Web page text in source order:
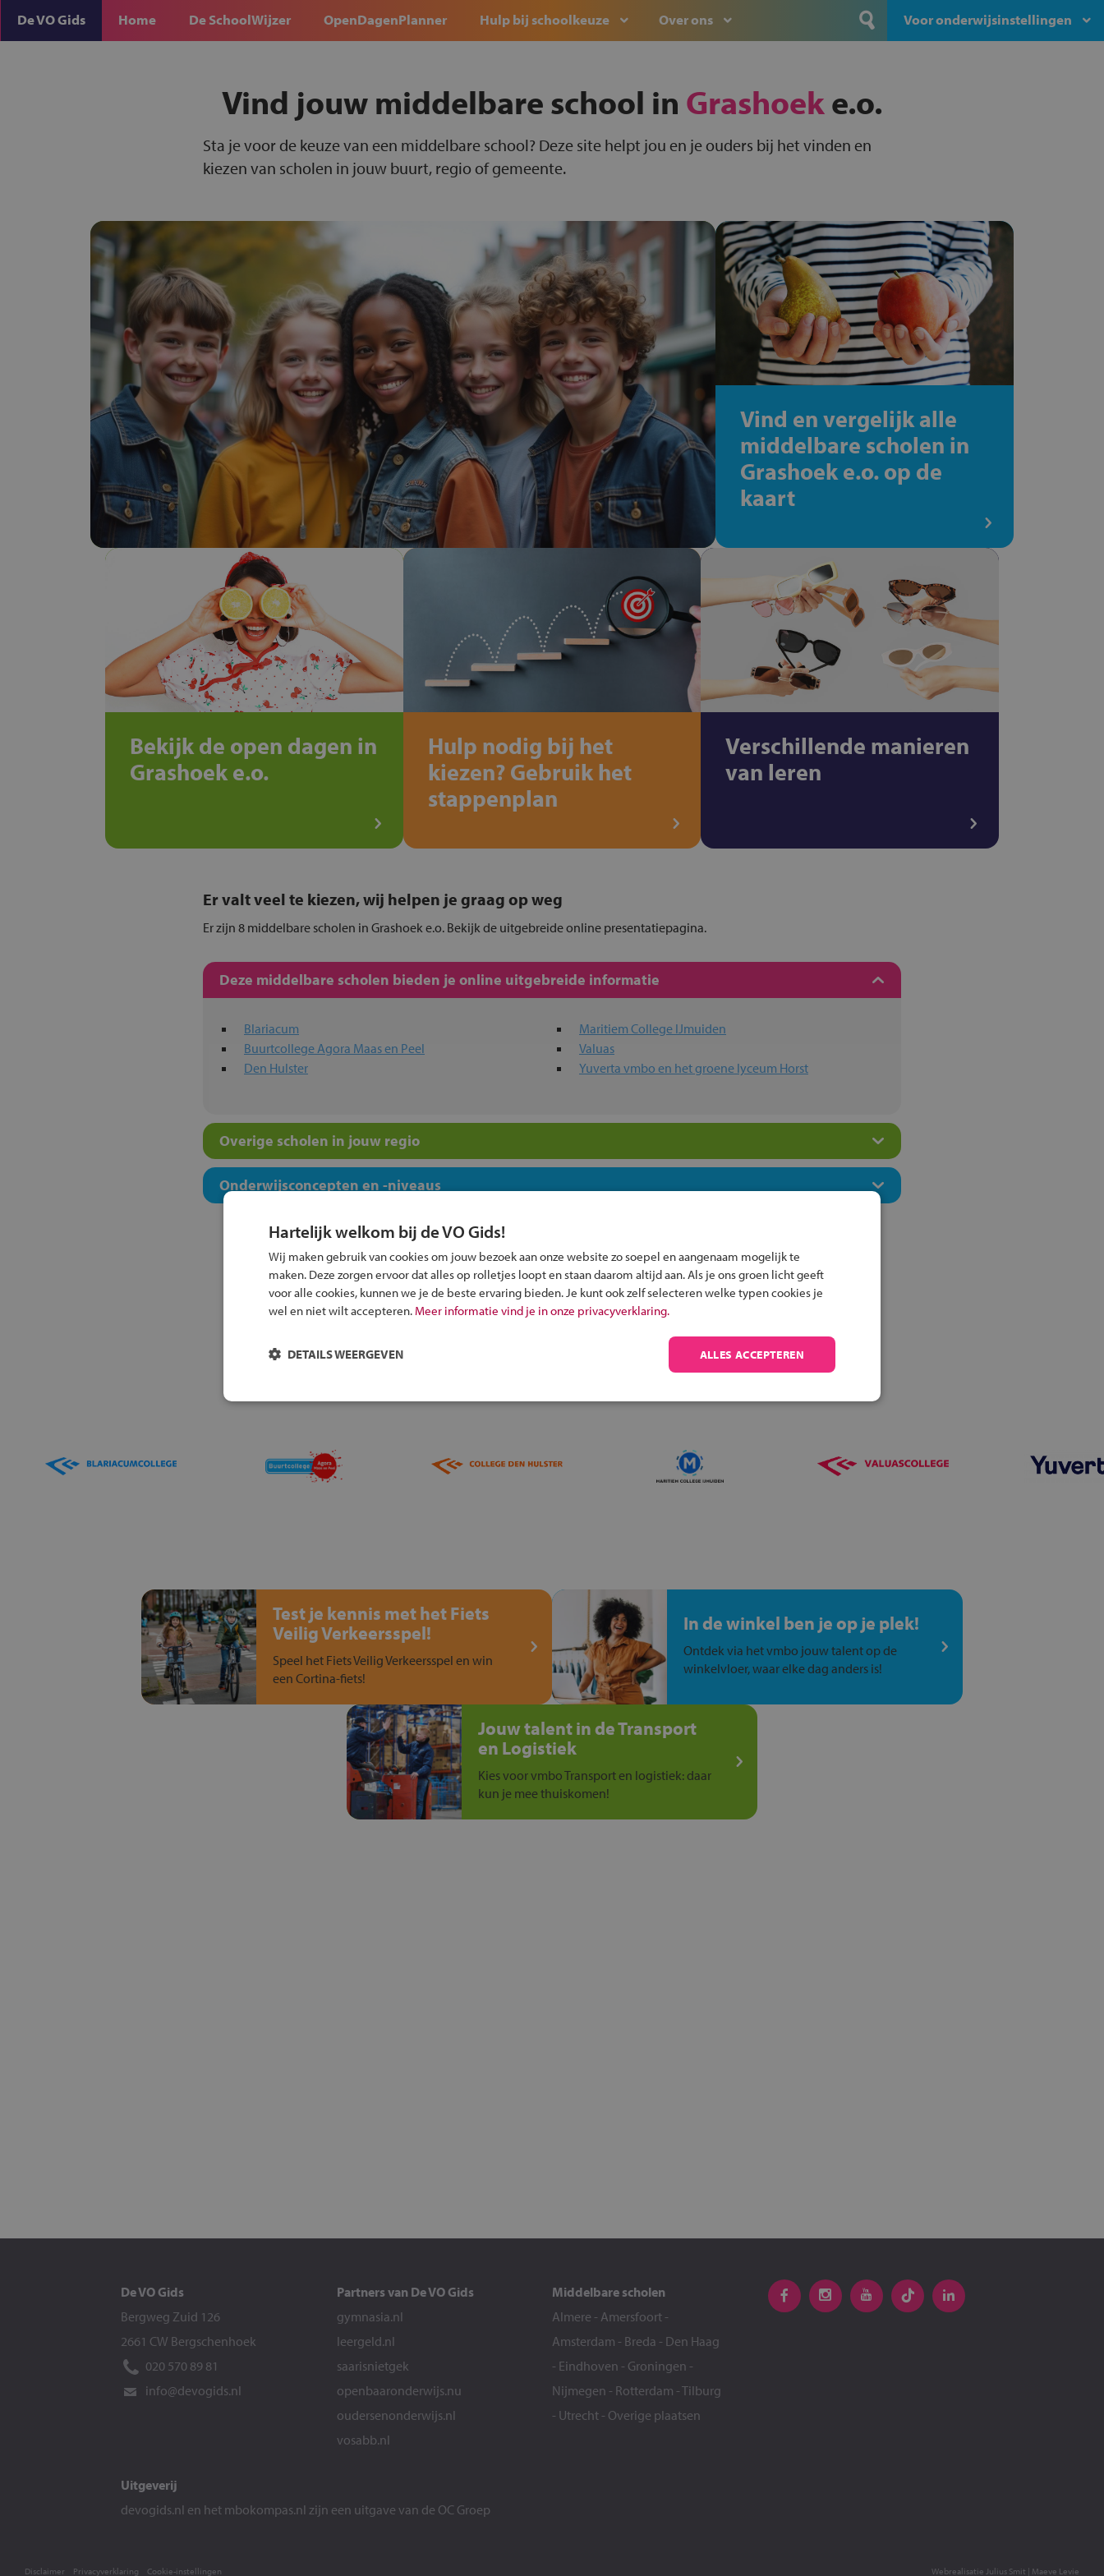
De VO Gids Home De SchoolWijzer OpenDagenPlanner Hulp bij schoolkeuze Over ons Voor onderwijsinstellingen
Vind jouw middelbare school in Grashoeke.o.
Sta je voor de keuze van een middelbare school? Deze site helpt jou en je ouders bij het vinden en
kiezen van scholen in jouw buurt, regio of gemeente.
Vind en vergelijk alle
middelbare scholen in
Grashoek e.o. op de
kaart
Bekijk de open dagen in
Grashoek e.o.
Hulp nodig bij het
kiezen? Gebruik het
stappenplan
Verschillende manieren
van leren
Er valt veel te kiezen, wij helpen je graag op weg
Er zijn 8 middelbare scholen in Grashoek e.o. Bekijk de uitgebreide online presentatiepagina.
Deze middelbare scholen bieden je online uitgebreide informatie
Blariacum
Buurtcollege Agora Maas en Peel
Den Hulster
Maritiem College IJmuiden
Valuas
Yuverta vmbo en het groene lyceum Horst
Overige scholen in jouw regio
Onderwijsconcepten en -niveaus
Inschrijven?
Test je kennis met het Fiets
Veilig Verkeersspel!
Speel het Fiets Veilig Verkeersspel en win
een Cortina-fiets!
In de winkel ben je op je plek!
Ontdek via het vmbo jouw talent op de
winkelvloer, waar elke dag anders is!
Jouw talent in de Transport
en Logistiek
Kies voor vmbo Transport en logistiek: daar
kun je mee thuiskomen!
De VO Gids
Bergweg Zuid 126
2661 CW Bergschenhoek
020 570 89 81
info@devogids.nl
Partners van De VO Gids
gymnasia.nl
leergeld.nl
saarisnietgek
openbaaronderwijs.nu
oudersenonderwijs.nl
vosabb.nl
Middelbare scholen
Almere - Amersfoort -
Amsterdam - Breda - Den Haag
- Eindhoven - Groningen -
Nijmegen - Rotterdam -Tilburg
- Utrecht - Overige plaatsen
Uitgeverij
devogids.nl en het mbokompas.nl zijn een uitgave van de OC Groep
Webrealisatie Julius Smit | Maeve Levie
Disclaimer Privacyverklaring Cookie-instellingen
Hartelijk welkom bij de VO Gids!
Wij maken gebruik van cookies om jouw bezoek aan onze website zo soepel en aangenaam mogelijk te
maken. Deze zorgen ervoor dat alles op rolletjes loopt en staan daarom altijd aan. Als je ons groen licht geeft
voor alle cookies, kunnen we je de beste ervaring bieden. Je kunt ook zelf selecteren welke typen cookies je
wel en niet wilt accepteren. Meer informatie vind je in onze privacyverklaring.
ALLES ACCEPTEREN
DETAILS WEERGEVEN